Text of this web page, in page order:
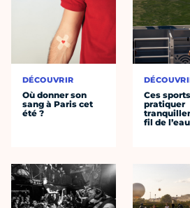
DÉCOUVRIR
Où donner son
sang à Paris cet
été ?
Ces
pratiquer
fil de l’eau